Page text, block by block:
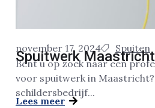
november 17, 2024 Spuiten
Spuitwerk Maastricht
Bent u op zoek naar een
voor spuitwerk in
schildersbedrijf...
Lees meer